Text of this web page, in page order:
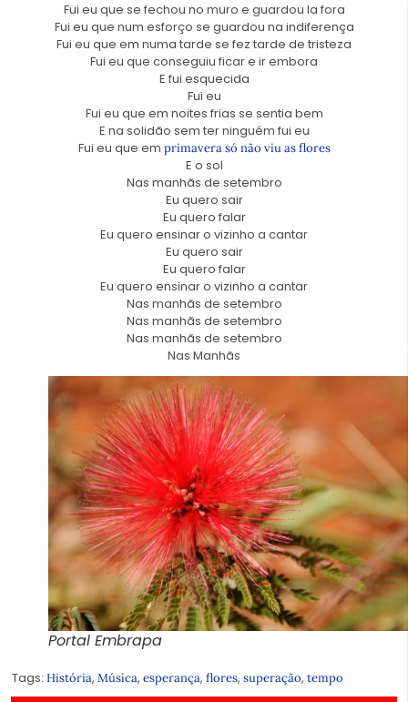
Fui eu que se fechou no muro e guardou la fora
Fui eu que num esforço se guardou na indiferença
Fui eu que em numa tarde se fez tarde de tristeza
Fui eu que conseguiu ficar e ir embora
E fui esquecida
Fui eu
Fui eu que em noites frias se sentia bem
E na solidão sem ter ninguém fui eu
Fui eu que em primavera só não viu as flores
E o sol
Nas manhãs de setembro
Eu quero sair
Eu quero falar
Eu quero ensinar o vizinho a cantar
Eu quero sair
Eu quero falar
Eu quero ensinar o vizinho a cantar
Nas manhãs de setembro
Nas manhãs de setembro
Nas manhãs de setembro
Nas Manhãs
Portal Embrapa
Tags: História, Música, esperança, flores, superação, tempo